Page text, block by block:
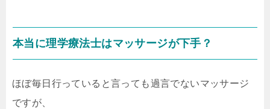
本当に理学療法士はマッサージが下手？
ほぼ毎日行っていると言っても過言でないマッサージ
ですが、